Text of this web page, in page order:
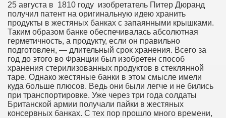
25 августа в 1810 году изобретатель Питер Дюранд
получил патент на оригинальную идею хранить
продукты в жестяных банках с запаянными крышками.
Таким образом банке обеспечивалась абсолютная
герметичность, а продукту, если он правильно
подготовлен, — длительный срок хранения. Всего за
год до этого во Франции был изобретен способ
хранения стерилизованных продуктов в стеклянной
таре. Однако жестяные банки в этом смысле имели
куда больше плюсов. Ведь они были легче и не бились
при транспортировке. Уже через три года солдаты
Британской армии получали пайки в жестяных
консервных банках. С тех пор прошло много времени,